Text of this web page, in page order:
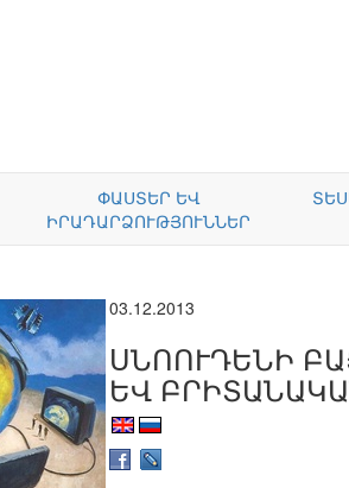
ՓԱՍՏԵՐ ԵՎ
ԻՐԱԴԱՐՁՈՒԹՅՈՒՆՆԵՐ
03.12.2013
ՍՆՈՈՒԴԵՆԻ
ԵՎ